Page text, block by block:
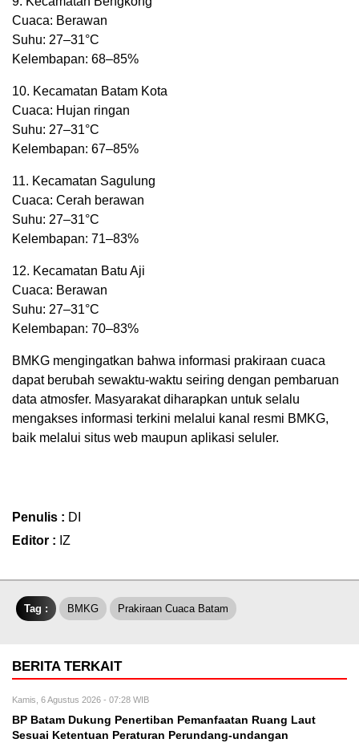
Cuaca: Berawan
Suhu: 27–31°C
Kelembapan: 68–85%
10. Kecamatan Batam Kota
Cuaca: Hujan ringan
Suhu: 27–31°C
Kelembapan: 67–85%
11. Kecamatan Sagulung
Cuaca: Cerah berawan
Suhu: 27–31°C
Kelembapan: 71–83%
12. Kecamatan Batu Aji
Cuaca: Berawan
Suhu: 27–31°C
Kelembapan: 70–83%
BMKG mengingatkan bahwa informasi prakiraan cuaca
dapat berubah sewaktu-waktu seiring dengan pembaruan
data atmosfer. Masyarakat diharapkan untuk selalu
mengakses informasi terkini melalui kanal resmi BMKG,
baik melalui situs web maupun aplikasi seluler.
Penulis : DI
Editor : IZ
Tag : BMKG Prakiraan Cuaca Batam
BERITA TERKAIT
Kamis, 6 Agustus 2026 - 07:28 WIB
BP Batam Dukung Penertiban Pemanfaatan Ruang Laut
Sesuai Ketentuan Peraturan Perundang-undangan